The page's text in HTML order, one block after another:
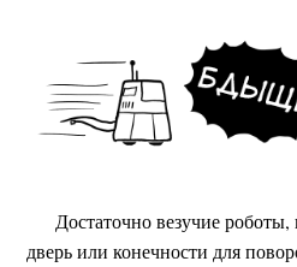
Достаточно везучие
дверь или конечности для